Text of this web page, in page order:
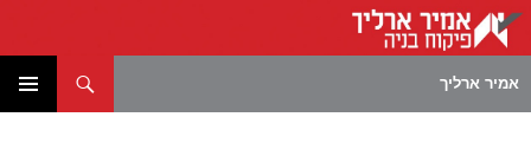
אמיר ארליך